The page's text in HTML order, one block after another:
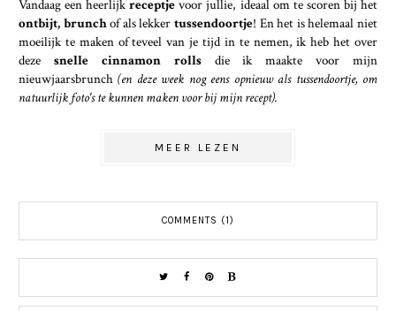
Vandaag een heerlijkreceptjevoor jullie, ideaal om te scoren bij het
ontbijt, brunchof als lekkertussendoortje! En het is helemaal niet
moeilijk te maken of teveel van je tijd in te nemen, ik heb het over
deze snelle cinnamon rollsdie ik maakte voor mijn
nieuwjaarsbrunch(en deze week nog eens opnieuw als tussendoortje, om
natuurlijk foto's te kunnen maken voor bij mijn recept).
MEER LEZEN
COMMENTS (1)